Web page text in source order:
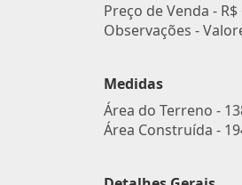
Preço de Venda -
Observações -
Medidas
Área do Terreno -
Área Construída -